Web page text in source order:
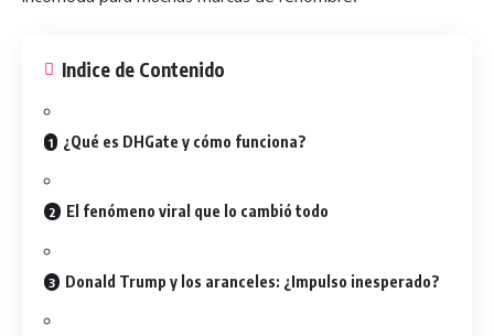
Indice de Contenido
¿Qué es DHGate y cómo funciona?
El fenómeno viral que lo cambió todo
Donald Trump y los aranceles: ¿Impulso inesperado?